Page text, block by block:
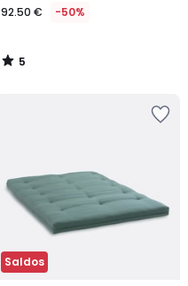
92.50 € -50%
5
/
Saldos